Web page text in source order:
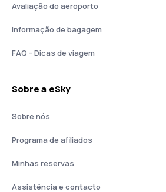
Avaliação do aeroporto
Informação de bagagem
FAQ - Dicas de viagem
Sobre a eSky
Sobre nós
Programa de afiliados
Minhas reservas
Assistência e contacto